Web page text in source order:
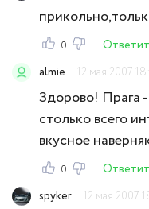
0
almie
12 мая 2007
Здорово! Прага
столько всего
вкусное
0
spyker
12 мая 2007